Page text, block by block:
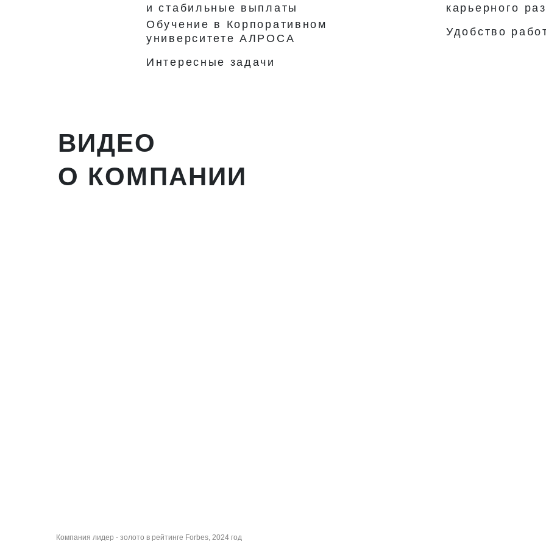
и стабильные выплаты
Обучение в Корпоративном
университете АЛРОСА
Интересные задачи
карьерного
Удобство
ВИДЕО
О КОМПАНИИ
Компания лидер - золото в рейтинге Forbes, 2024 год